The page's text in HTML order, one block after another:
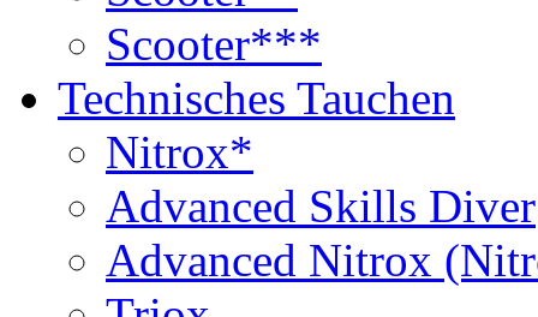
Scooter***
Technisches Tauchen
Nitrox*
Advanced Skills Diver
Advanced Nitrox